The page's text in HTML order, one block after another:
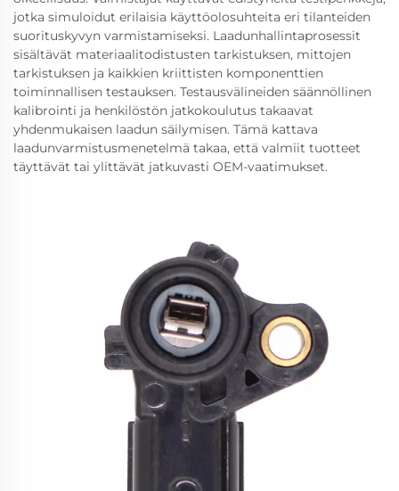
jotka simuloidut erilaisia käyttöolosuhteita eri tilanteiden
suorituskyvyn varmistamiseksi. Laadunhallintaprosessit
sisältävät materiaalitodistusten tarkistuksen, mittojen
tarkistuksen ja kaikkien kriittisten komponenttien
toiminnallisen testauksen. Testausvälineiden säännöllinen
kalibrointi ja henkilöstön jatkokoulutus takaavat
yhdenmukaisen laadun säilymisen. Tämä kattava
laadunvarmistusmenetelmä takaa, että valmiit tuotteet
täyttävät tai ylittävät jatkuvasti OEM-vaatimukset.